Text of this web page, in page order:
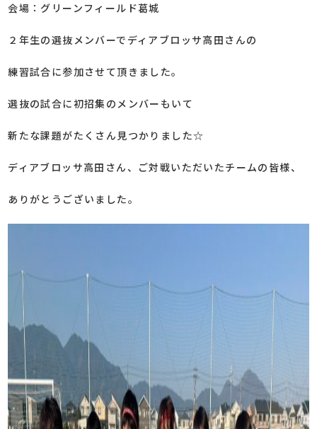
会場：グリーンフィールド葛城
２年生の選抜メンバーでディアブロッサ高田さんの
練習試合に参加させて頂きました。
選抜の試合に初招集のメンバーもいて
新たな課題がたくさん見つかりました☆
ディアブロッサ高田さん、ご対戦いただいたチームの皆様、
ありがとうございました。